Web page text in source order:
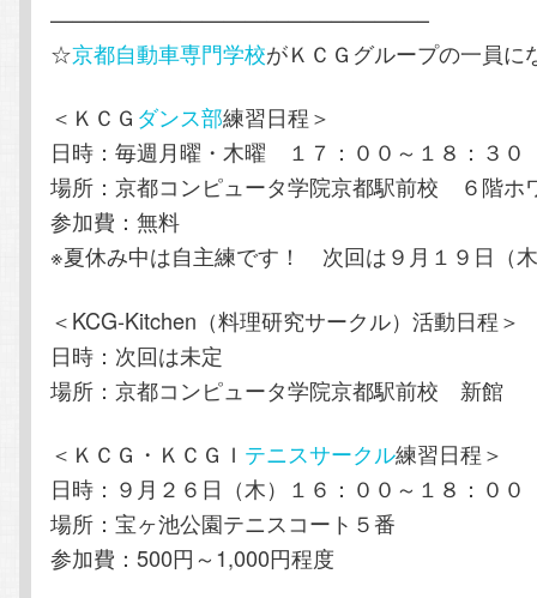
—————————————————–
☆京都自動車専門学校がＫＣＧグループの一員に
＜ＫＣＧ ダンス部練習日程＞
日時：毎週月曜・木曜 １７：００～１８：３０
場所：京都コンピュータ学院京都駅前校 ６階ホ
参加費：無料
※夏休み中は自主練です！ 次回は９月１９日（
＜KCG-Kitchen（料理研究サークル）活動日程＞
日時：次回は未定
場所：京都コンピュータ学院京都駅前校 新館
＜ＫＣＧ・ＫＣＧＩ テニスサークル練習日程＞
日時：９月２６日（木）１６：００～１８：００
場所：宝ヶ池公園テニスコート５番
参加費：500円～1,000円程度